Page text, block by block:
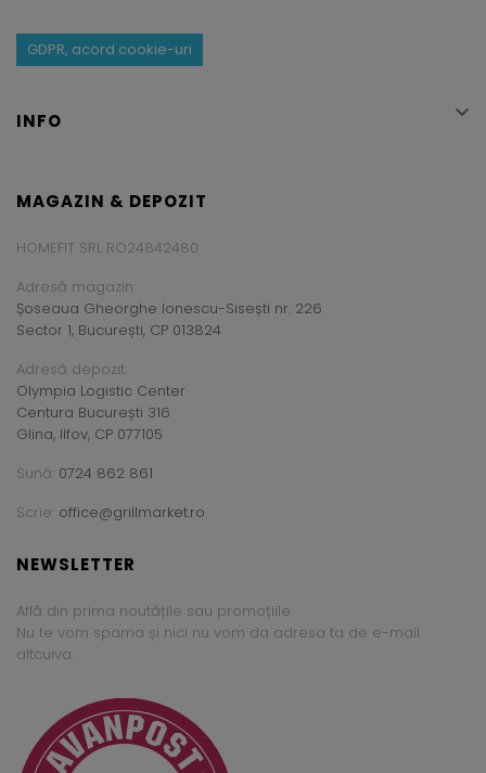
GDPR, acord cookie-uri
INFO 
MAGAZIN & DEPOZIT
HOMEFIT SRL RO24842480
Adresă magazin:
Șoseaua Gheorghe Ionescu-Sisești nr. 226
Sector 1, București, CP 013824
Adresă depozit:
Olympia Logistic Center
Centura București 316
Glina, Ilfov, CP 077105
Sună: 0724 862 861
Scrie: office@grillmarket.ro
NEWSLETTER
Află din prima noutățile sau promoțiile.
Nu te vom spama și nici nu vom da adresa ta de e-mail
altcuiva.